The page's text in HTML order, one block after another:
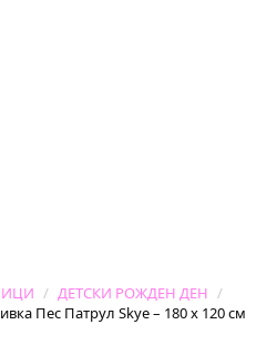
ДЕТСКИ РОЖДЕН ДЕН
Пес Патрул Skye – 180 x 120 см